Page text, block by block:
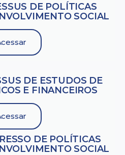
DE POLÍTICAS
SOCIAL
DE ESTUDOS DE
E FINANCEIROS
DE POLÍTICAS
SOCIAL